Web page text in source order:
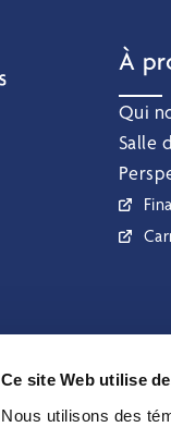
Ce site Web utilise
Nous utilisons des
À
Qui
Salle